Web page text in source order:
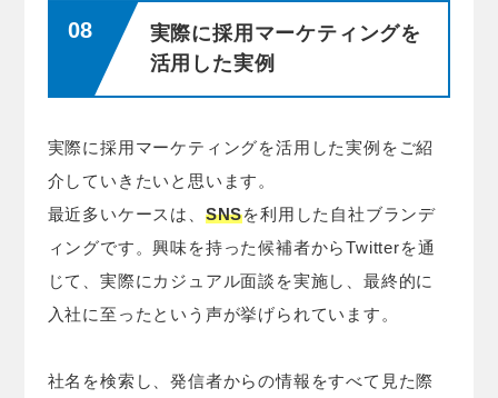
実際に採用マーケティングを
活用した実例
実際に採用マーケティングを活用した実例をご紹
介していきたいと思います。
最近多いケースは、 SNSを利用した自社ブランデ
ィングです。興味を持った候補者からTwitterを通
じて、実際にカジュアル面談を実施し、最終的に
入社に至ったという声が挙げられています。
社名を検索し、発信者からの情報をすべて見た際